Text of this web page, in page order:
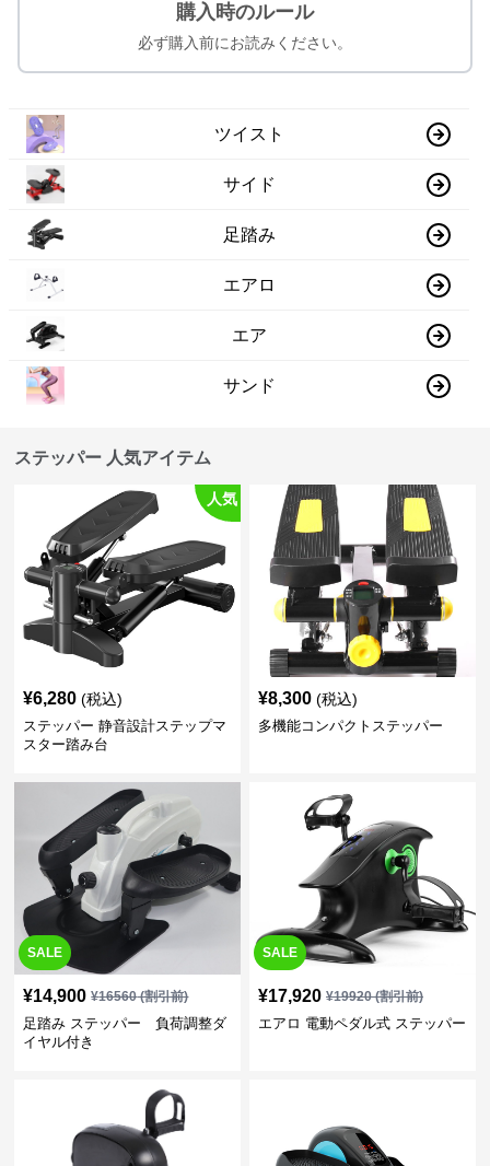
購入時のルール
必ず購入前にお読みください。
ツイスト
サイド
足踏み
エアロ
エア
サンド
ステッパー 人気アイテム
人気
¥6,280 (税込)
ステッパー 静音設計ステップマ
スター踏み台
¥8,300 (税込)
多機能コンパクトステッパー
SALE
¥14,900 ¥16560(割引前)
足踏み ステッパー 負荷調整ダ
イヤル付き
SALE
¥17,920 ¥19920(割引前)
エアロ 電動ペダル式 ステッパー